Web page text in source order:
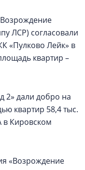
ЛСР) согласовали
«Пулково Лейк» в
квартир –
2» дали добро на
квартир 58,4 тыс.
в Кировском
«Возрождение